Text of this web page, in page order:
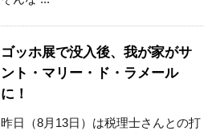
ゴッホ展で没入後、我が家がサ
ント・マリー・ド・ラメール
に！
昨日（8月13日）は税理士さんとの打